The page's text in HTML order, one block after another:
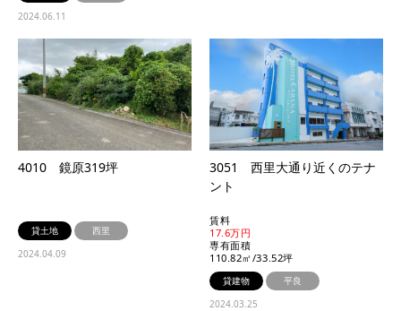
2024.06.11
4010 鏡原319坪
貸土地
西里
2024.04.09
3051 西里大通り近くのテナ
ント
賃料
17.6万円
専有面積
110.82㎡/33.52坪
貸建物
平良
2024.03.25